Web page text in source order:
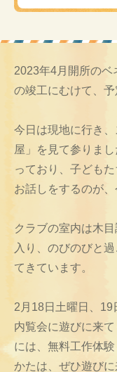
2023年4月開所のベ
の竣工にむけて、予
今日は現地に行き
屋」を見て参りま
っており、子ども
お話しをするのが、
クラブの室内は木
入り、のびのびと
てきています。
2月18日土曜日、19
内覧会に遊びに来
には、無料工作体
かたは、ぜひ遊び